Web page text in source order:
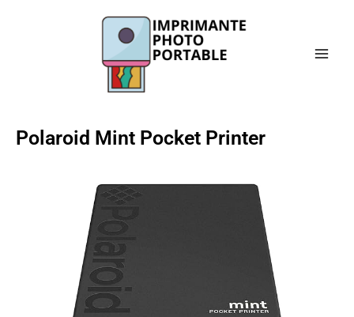
Polaroid Mint Pocket Printer